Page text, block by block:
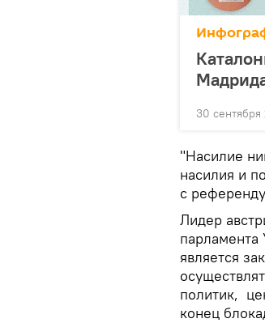
30 сентября
"Насилие
насилия и
с
Лидер
парламента
является
политик,
конец